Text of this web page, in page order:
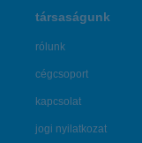
társaságunk
rólunk
cégcsoport
kapcsolat
jogi nyilatkozat